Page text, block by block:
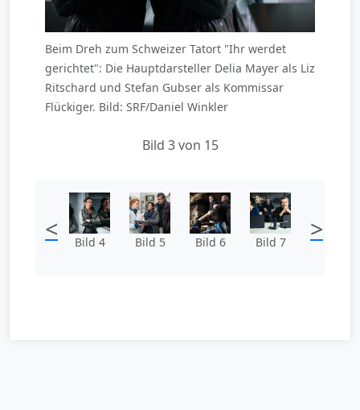
Beim Dreh zum Schweizer Tatort "Ihr werdet
gerichtet": Die Hauptdarsteller Delia Mayer als Liz
Ritschard und Stefan Gubser als Kommissar
Flückiger. Bild: SRF/Daniel Winkler
Bild 3 von 15
< Bild 4 Bild 5 Bild 6 Bild 7 >